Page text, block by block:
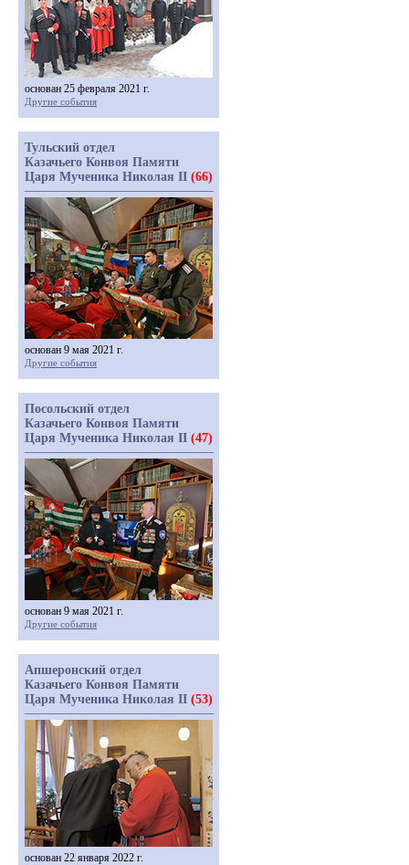
основан 25 февраля 2021 г.
Другие события
Тульский отдел
Казачьего Конвоя Памяти
Царя Мученика Николая II (66)
основан 9 мая 2021 г.
Другие события
Посольский отдел
Казачьего Конвоя Памяти
Царя Мученика Николая II (47)
основан 9 мая 2021 г.
Другие события
Апшеронский отдел
Казачьего Конвоя Памяти
Царя Мученика Николая II (53)
основан 22 января 2022 г.